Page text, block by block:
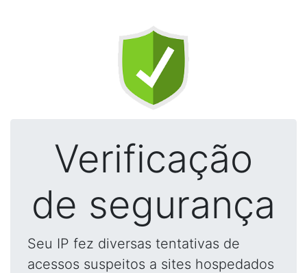
Verificação
de segurança
Seu IP fez diversas tentativas de
acessos suspeitos a sites hospedados